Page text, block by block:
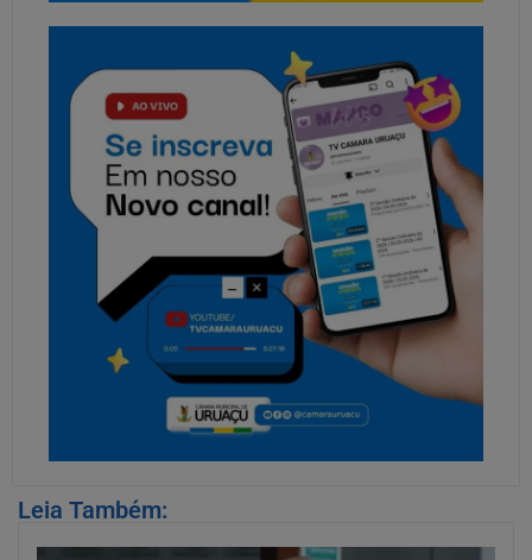
Leia Também: